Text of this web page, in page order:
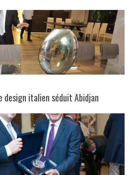
design italien séduit Abidjan